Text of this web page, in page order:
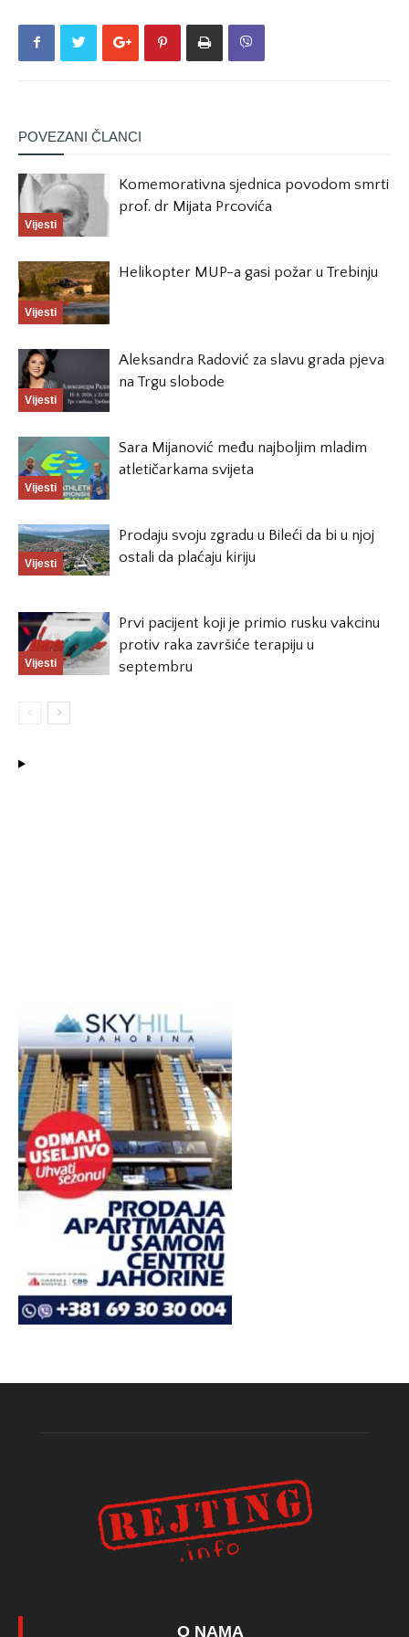
POVEZANI ČLANCI
Vijesti
Komemorativna sjednica povodom smrti
prof. dr Mijata Prcovića
Vijesti
Helikopter MUP-a gasi požar u Trebinju
Vijesti
Aleksandra Radović za slavu grada pjeva
na Trgu slobode
Vijesti
Sara Mijanović među najboljim mladim
atletičarkama svijeta
Vijesti
Prodaju svoju zgradu u Bileći da bi u njoj
ostali da plaćaju kiriju
Vijesti
Prvi pacijent koji je primio rusku vakcinu
protiv raka završiće terapiju u
septembru
O NAMA